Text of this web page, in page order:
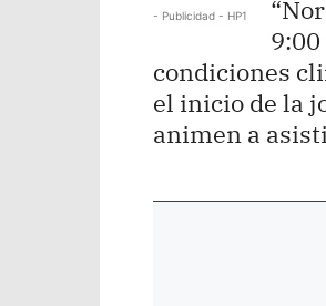
- Publicidad - HP1
condiciones
el inicio de la
animen a